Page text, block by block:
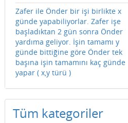
Zafer ile Önder bir işi birlikte x
günde yapabiliyorlar. Zafer işe
başladıktan 2 gün sonra Önder
yardıma geliyor. İşin tamamı y
günde bittiğine göre Önder tek
başına işin tamamını kaç günde
yapar ( x,y türü )
Tüm kategoriler